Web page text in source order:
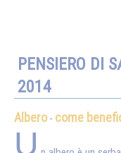
PENSIERO DI
2014
Albero- come
U